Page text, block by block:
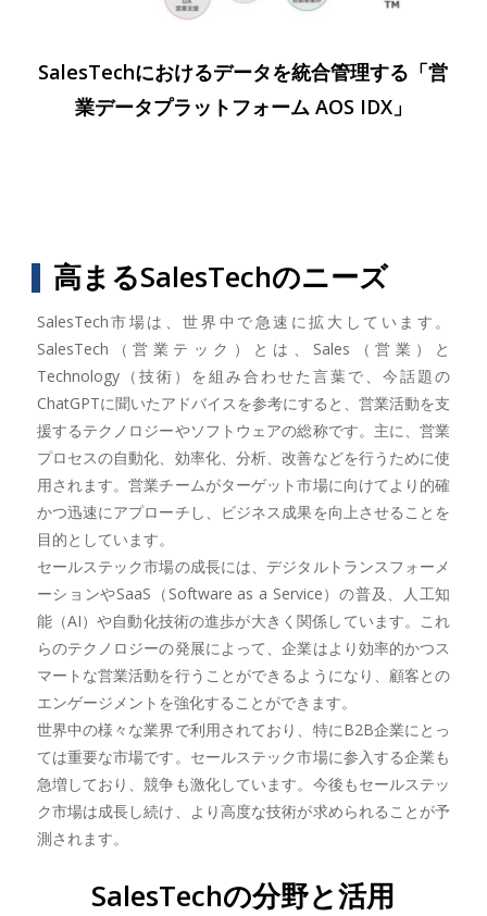
SalesTechにおけるデータを統合管理する「営
業データプラットフォーム AOS IDX」
高まるSalesTechのニーズ
SalesTech市場は、世界中で急速に拡大しています。
SalesTech（営業テック）とは、Sales（営業）と
Technology（技術）を組み合わせた言葉で、今話題の
ChatGPTに聞いたアドバイスを参考にすると、営業活動を支
援するテクノロジーやソフトウェアの総称です。主に、営業
プロセスの自動化、効率化、分析、改善などを行うために使
用されます。営業チームがターゲット市場に向けてより的確
かつ迅速にアプローチし、ビジネス成果を向上させることを
目的としています。
セールステック市場の成長には、デジタルトランスフォーメ
ーションやSaaS（Software as a Service）の普及、人工知
能（AI）や自動化技術の進歩が大きく関係しています。これ
らのテクノロジーの発展によって、企業はより効率的かつス
マートな営業活動を行うことができるようになり、顧客との
エンゲージメントを強化することができます。
世界中の様々な業界で利用されており、特にB2B企業にとっ
ては重要な市場です。セールステック市場に参入する企業も
急増しており、競争も激化しています。今後もセールステッ
ク市場は成長し続け、より高度な技術が求められることが予
測されます。
SalesTechの分野と活用